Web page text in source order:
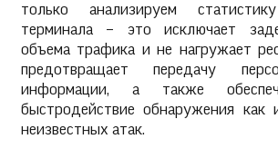
только анализируем
терминала – это исключает
объема трафика и не нагружает
предотвращает передачу
информации, а также
быстродействие обнаружения как
неизвестных атак.